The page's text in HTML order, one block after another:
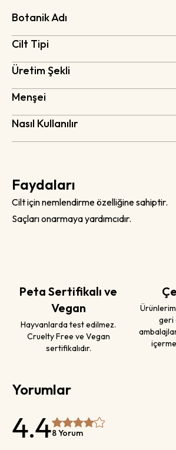
Botanik Adı
Cilt Tipi
Üretim Şekli
Menşei
Nasıl Kullanılır
Faydaları
Cilt için nemlendirme özelliğine sahiptir.
Saçları onarmaya yardımcıdır.
Peta Sertifikalı ve
Vegan
Hayvanlarda test edilmez.
Cruelty Free ve Vegan
sertifikalıdır.
geri
Yorumlar
4.48 Yorum